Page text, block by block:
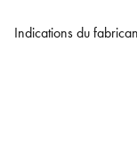
Indications du